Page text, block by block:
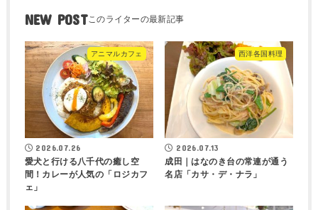
NEW POST
アニマルカフェ
2026.07.26
愛犬と行ける八千代の癒し空
間！カレーが人気の「ロジカフ
ェ」
西洋各国料理
2026.07.13
成田｜はなのき台の常連が通う
名店「カサ・デ・ナラ」